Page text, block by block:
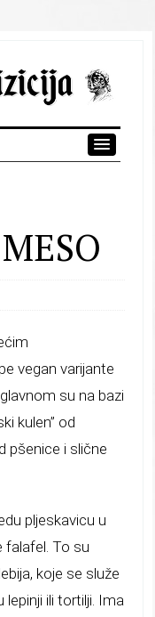
vegan varijante
su na bazi
kulen” od
pšenice i slične
pljeskavicu u
falafel. To su
koje se služe
ili tortilji. Ima